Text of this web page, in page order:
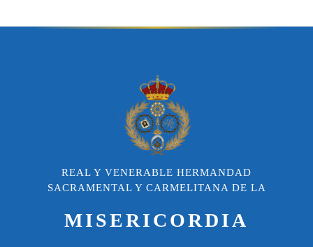
REAL Y VENERABLE HERMANDAD
SACRAMENTAL Y CARMELITANA DE LA
MISERICORDIA